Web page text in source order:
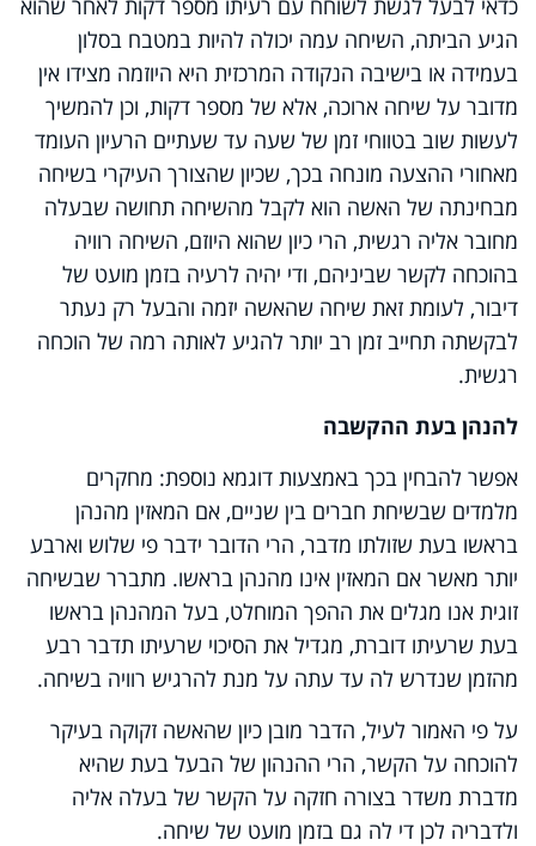
כדאי לבעל לגשת לשוחח עם רעיתו מספר דקות לאחר שהוא
הגיע הביתה, השיחה עמה יכולה להיות במטבח בסלון
בעמידה או בישיבה הנקודה המרכזית היא היוזמה מצידו אין
מדובר על שיחה ארוכה, אלא של מספר דקות, וכן להמשיך
לעשות שוב בטווחי זמן של שעה עד שעתיים הרעיון העומד
מאחורי ההצעה מונחה בכך, שכיון שהצורך העיקרי בשיחה
מבחינתה של האשה הוא לקבל מהשיחה תחושה שבעלה
מחובר אליה רגשית, הרי כיון שהוא היוזם, השיחה רוויה
בהוכחה לקשר שביניהם, ודי יהיה לרעיה בזמן מועט של
דיבור, לעומת זאת שיחה שהאשה יזמה והבעל רק נעתר
לבקשתה תחייב זמן רב יותר להגיע לאותה רמה של הוכחה
רגשית.
להנהן בעת ההקשבה
אפשר להבחין בכך באמצעות דוגמא נוספת: מחקרים
מלמדים שבשיחת חברים בין שניים, אם המאזין מהנהן
בראשו בעת שזולתו מדבר, הרי הדובר ידבר פי שלוש וארבע
יותר מאשר אם המאזין אינו מהנהן בראשו. מתברר שבשיחה
זוגית אנו מגלים את ההפך המוחלט, בעל המהנהן בראשו
בעת שרעיתו דוברת, מגדיל את הסיכוי שרעיתו תדבר רבע
מהזמן שנדרש לה עד עתה על מנת להרגיש רוויה בשיחה.
על פי האמור לעיל, הדבר מובן כיון שהאשה זקוקה בעיקר
להוכחה על הקשר, הרי ההנהון של הבעל בעת שהיא
מדברת משדר בצורה חזקה על הקשר של בעלה אליה
ולדבריה לכן די לה גם בזמן מועט של שיחה.